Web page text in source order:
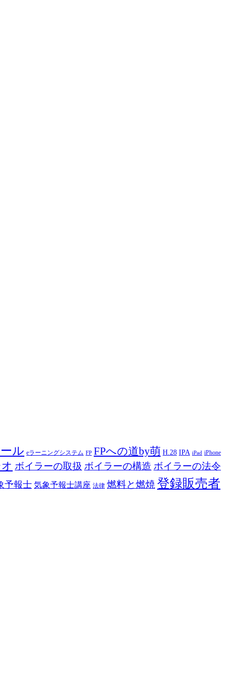
ル eラーニングシステム FP FPへの道by萌 H.28 IPA iPad iPhone
ボイラーの取扱 ボイラーの構造 ボイラーの法令
予報士 気象予報士講座 法律 燃料と燃焼 登録販売者